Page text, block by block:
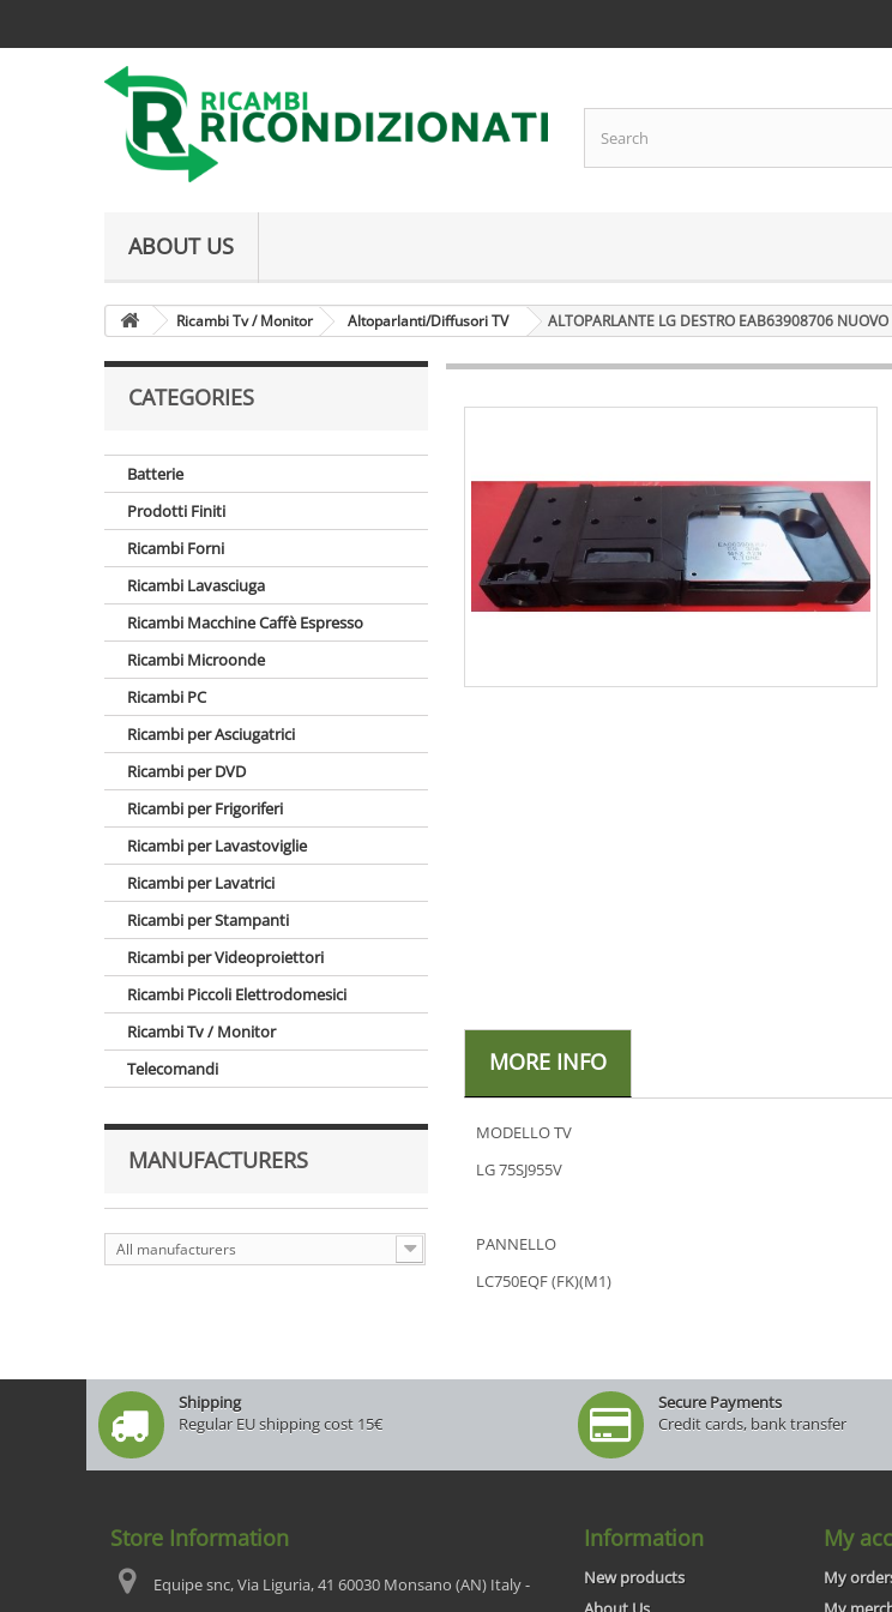
ABOUT US
Ricambi Tv / Monitor Altoparlanti/Diffusori TV ALTOPARLANTE LG DESTRO EAB63908706 NUOVO
CATEGORIES
Batterie
Prodotti Finiti
Ricambi Forni
Ricambi Lavasciuga
Ricambi Macchine Caffè Espresso
Ricambi Microonde
Ricambi PC
Ricambi per Asciugatrici
Ricambi per DVD
Ricambi per Frigoriferi
Ricambi per Lavastoviglie
Ricambi per Lavatrici
Ricambi per Stampanti
Ricambi per Videoproiettori
Ricambi Piccoli Elettrodomesici
Ricambi Tv / Monitor
Telecomandi
MANUFACTURERS
All manufacturers
MORE INFO
MODELLO TV
LG 75SJ955V
PANNELLO
LC750EQF (FK)(M1)
Shipping
Regular EU shipping cost 15€
Secure Payments
Credit cards, bank transfer
Store Information
Equipe snc, Via Liguria, 41 60030 Monsano (AN) Italy -
Information
New products
My
My